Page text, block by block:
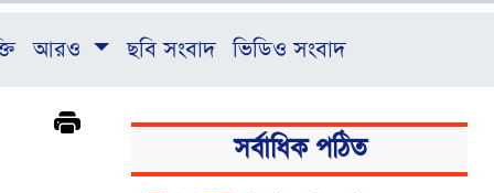
আরও ছবি সংবাদ ভিডিও সংবাদ
সর্বাধিক পঠিত